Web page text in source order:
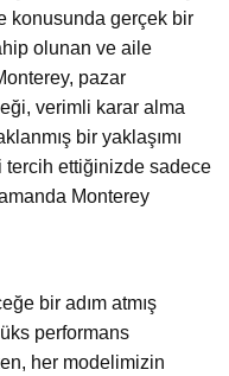
konusunda gerçek bir
olunan ve aile
pazar
verimli karar alma
bir yaklaşımı
tercih ettiğinizde sadece
Monterey
bir adım atmış
performans
her modelimizin